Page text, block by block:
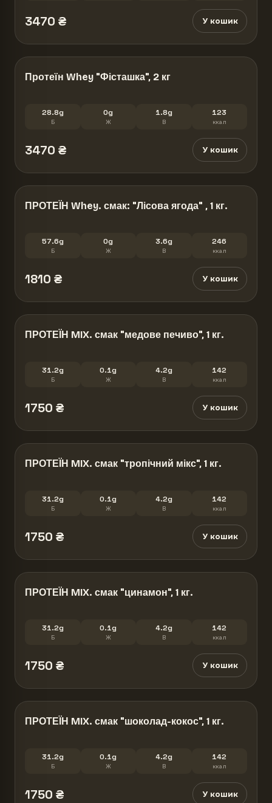
3470 ₴ У кошик
Протеїн Whey "Фісташка", 2 кг
28.8g
Б
0g
Ж
1.8g
В
123
ккал
3470 ₴ У кошик
ПРОТЕЇН Whey. смак: "Лісова ягода" , 1 кг.
57.6g
Б
0g
Ж
3.6g
В
246
ккал
1810 ₴ У кошик
ПРОТЕЇН MIX. смак "медове печиво", 1 кг.
31.2g
Б
0.1g
Ж
4.2g
В
142
ккал
1750 ₴ У кошик
ПРОТЕЇН MIX. смак "тропічний мікс", 1 кг.
31.2g
Б
0.1g
Ж
4.2g
В
142
ккал
1750 ₴ У кошик
ПРОТЕЇН MIX. смак "цинамон", 1 кг.
31.2g
Б
0.1g
Ж
4.2g
В
142
ккал
1750 ₴ У кошик
ПРОТЕЇН MIX. смак "шоколад-кокос", 1 кг.
31.2g
Б
0.1g
Ж
4.2g
В
142
ккал
1750 ₴ У кошик